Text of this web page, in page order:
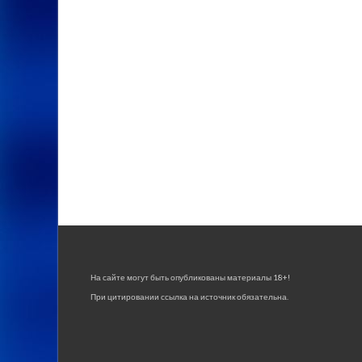
На сайте могут быть опубликованы материалы 18+!
При цитировании ссылка на источник обязательна.